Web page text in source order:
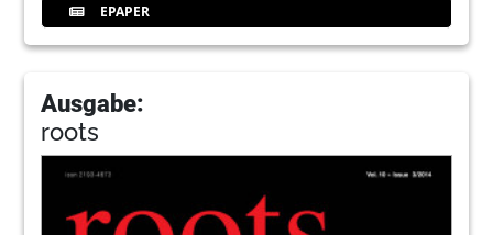
EPAPER
Ausgabe:
roots